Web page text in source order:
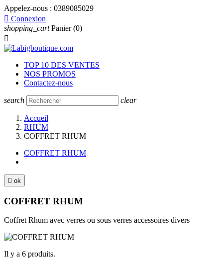
Appelez-nous : 0389085029
 Connexion
shopping_cart Panier (0)

TOP 10 DES VENTES
NOS PROMOS
Contactez-nous
search clear
Accueil
RHUM
COFFRET RHUM
COFFRET RHUM
 ok
COFFRET RHUM
Coffret Rhum avec verres ou sous verres accessoires divers
Il y a 6 produits.